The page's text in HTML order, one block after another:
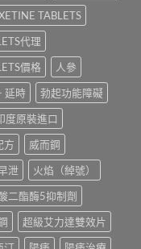
TABLETS
代理
價格
人參
延時
勃起功能障礙
度原裝進口
方
威而鋼
泄
火焰（綽號）
二酯酶5抑制劑
超級艾力達雙效片